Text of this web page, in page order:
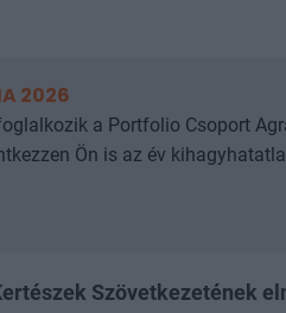
2026
a Portfolio Csoport
Ön is az év
Szövetkezetének